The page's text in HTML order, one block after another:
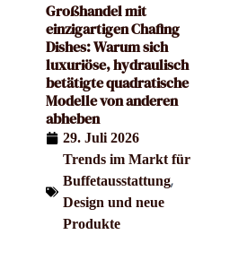
Großhandel mit
einzigartigen Chafing
Dishes: Warum sich
luxuriöse, hydraulisch
betätigte quadratische
Modelle von anderen
abheben
29. Juli 2026
Trends im Markt für
Buffetausstattung,
Design und neue
Produkte